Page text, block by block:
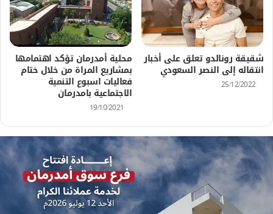
شقيقة رونالدو تعلق على أخبار
انتقاله إلى النصر السعودي
25/12/2022
محلية أمدرمان تؤكد اهتمامها
بمشاريع المراة من خلال ختام
فعاليات اسبوع التنمية
الاجتماعية بامدرمان
19/10/2021